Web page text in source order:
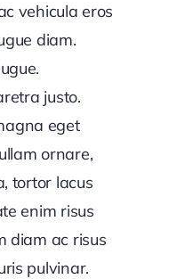
vehicula eros
diam.
justo.
eget
ornare,
tortor lacus
enim risus
diam ac risus
pulvinar.